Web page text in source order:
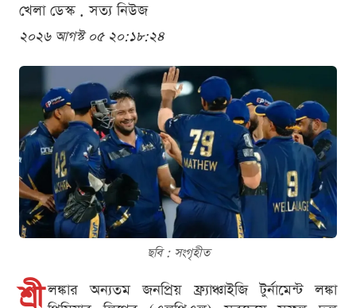
খেলা ডেস্ক . সত্য নিউজ
২০২৬ আগস্ট ০৫ ২০:১৮:২৪
ছবি : সংগৃহীত
শ্রী লঙ্কার অন্যতম জনপ্রিয় ফ্র্যাঞ্চাইজি টুর্নামেন্ট লঙ্কা